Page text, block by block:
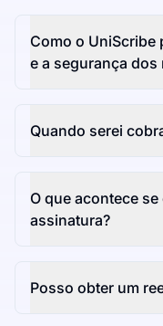
Como o
e a segurança dos
Quando serei
O que acontece
assinatura?
Posso obter um